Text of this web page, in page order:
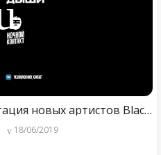
Анет Сай - Дыши (презентация новых артистов Black Star)
18/06/2019